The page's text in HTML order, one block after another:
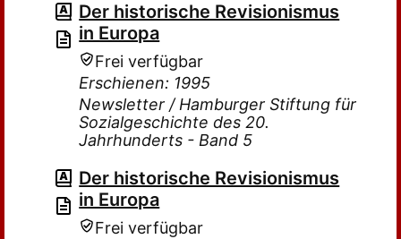
Der historische Revisionismus
in Europa
Frei verfügbar
Erschienen: 1995
Newsletter / Hamburger Stiftung für
Sozialgeschichte des 20.
Jahrhunderts - Band 5
Der historische Revisionismus
in Europa
Frei verfügbar